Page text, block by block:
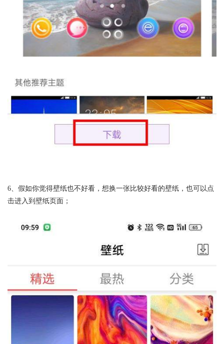
6、假如你觉得壁纸也不好看，想换一张比较好看的壁纸，也可以点
击进入到壁纸页面；